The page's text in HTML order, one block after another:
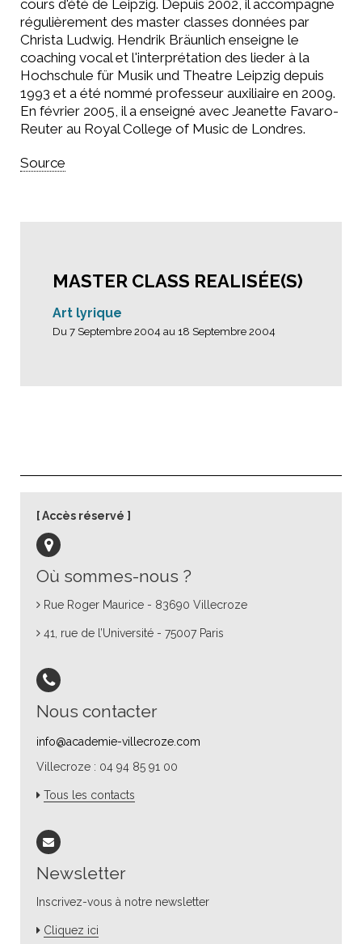
cours d'été de Leipzig. Depuis 2002, il accompagne
régulièrement des master classes données par
Christa Ludwig. Hendrik Bräunlich enseigne le
coaching vocal et l'interprétation des lieder à la
Hochschule für Musik und Theatre Leipzig depuis
1993 et ​​a été nommé professeur auxiliaire en 2009.
En février 2005, il a enseigné avec Jeanette Favaro-
Reuter au Royal College of Music de Londres.
Source
MASTER CLASS REALISÉE(S)
Art lyrique
Du 7 Septembre 2004 au 18 Septembre 2004
Où sommes-nous ?
Rue Roger Maurice - 83690 Villecroze
41, rue de l’Université - 75007 Paris
Nous contacter
info@academie-villecroze.com
Villecroze : 04 94 85 91 00
Tous les contacts
Newsletter
Inscrivez-vous à notre newsletter
Cliquez ici
Accès réservé